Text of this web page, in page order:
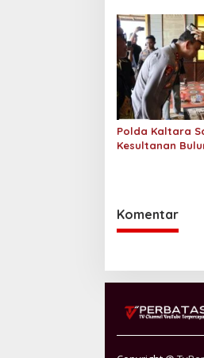
SPHP Kepada
Polda Kaltara
Kesultanan
Komentar